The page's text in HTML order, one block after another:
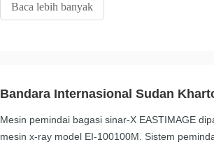
Baca lebih banyak
Bandara Internasional Sudan
Mesin pemindai bagasi sinar-X EASTIMAGE
mesin x-ray model EI-100100M. Sistem